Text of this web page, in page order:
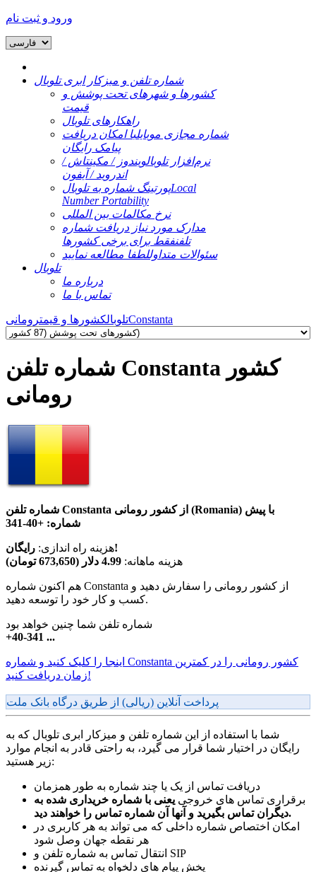
ورود و ثبت نام
شماره تلفن و میزکار ابری تلوبال
کشورها و شهرهای تحت پوشش و
قیمت
راهکارهای تلوبال
شماره مجازی موبایلبا امکان دریافت
پیامک رایگان
نرم‌افزار تلوبالویندوز / مکینتاش /
اندروید / آیفون
پورتینگ شماره به تلوبالLocal
Number Portability
نرخ مکالمات بین المللی
مدارک مورد نیاز دریافت شماره
تلفنفقط برای برخی کشورها
سئوالات متداوللطفا مطالعه نمایید
تلوبال
درباره ما
تماس با ما
تلوبالکشورها و قیمترومانی Constanta
شماره تلفن Constanta کشور
رومانی
شماره تلفن Constanta از کشور رومانی (Romania) با پیش
شماره: +40-341
هزینه راه اندازی:رایگان!
هزینه ماهانه: 4.99 دلار (673,650 تومان)
هم اکنون شماره Constanta از کشور رومانی را سفارش دهید و
کسب و کار خود را توسعه دهید.
شماره تلفن شما چنین خواهد بود
+40-341 ...
اینجا را کلیک کنید و شماره Constanta کشور رومانی را در کمترین
زمان دریافت کنید!
پرداخت آنلاین (ریالی) از طریق درگاه بانک ملت
شما با استفاده از این شماره تلفن و میزکار ابری تلوبال که به
رایگان در اختیار شما قرار می گیرد، به راحتی قادر به انجام موارد
زیر هستید:
دریافت تماس از یک یا چند شماره به طور همزمان
برقراری تماس های خروجی یعنی با شماره خریداری شده به
دیگران تماس بگیرید و آنها آن شماره تماس را خواهند دید.
امکان اختصاص شماره داخلی که می تواند به هر کاربری در
هر نقطه جهان وصل شود
انتقال تماس به شماره تلفن و SIP
پخش پیام های دلخواه به تماس گیرنده